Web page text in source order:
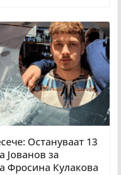
Остануваат 13
Јованов за
Фросина Кулакова